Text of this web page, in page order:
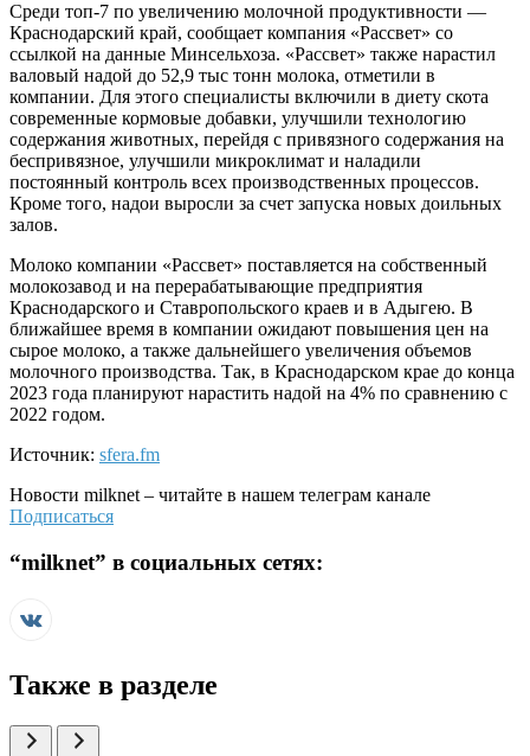
Среди топ-7 по увеличению молочной продуктивности —
Краснодарский край, сообщает компания «Рассвет» со
ссылкой на данные Минсельхоза. «Рассвет» также нарастил
валовый надой до 52,9 тыс тонн молока, отметили в
компании. Для этого специалисты включили в диету скота
современные кормовые добавки, улучшили технологию
содержания животных, перейдя с привязного содержания на
беспривязное, улучшили микроклимат и наладили
постоянный контроль всех производственных процессов.
Кроме того, надои выросли за счет запуска новых доильных
залов.
Молоко компании «Рассвет» поставляется на собственный
молокозавод и на перерабатывающие предприятия
Краснодарского и Ставропольского краев и в Адыгею. В
ближайшее время в компании ожидают повышения цен на
сырое молоко, а также дальнейшего увеличения объемов
молочного производства. Так, в Краснодарском крае до конца
2023 года планируют нарастить надой на 4% по сравнению с
2022 годом.
Источник: sfera.fm
Новости milknet – читайте в нашем телеграм канале
Подписаться
“milknet” в социальных сетях:
Также в разделе